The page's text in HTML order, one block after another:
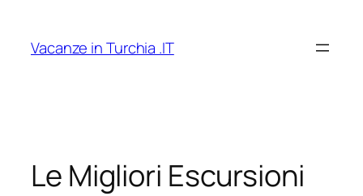
contenuto
Vacanze in Turchia .IT
Le Migliori Escursioni